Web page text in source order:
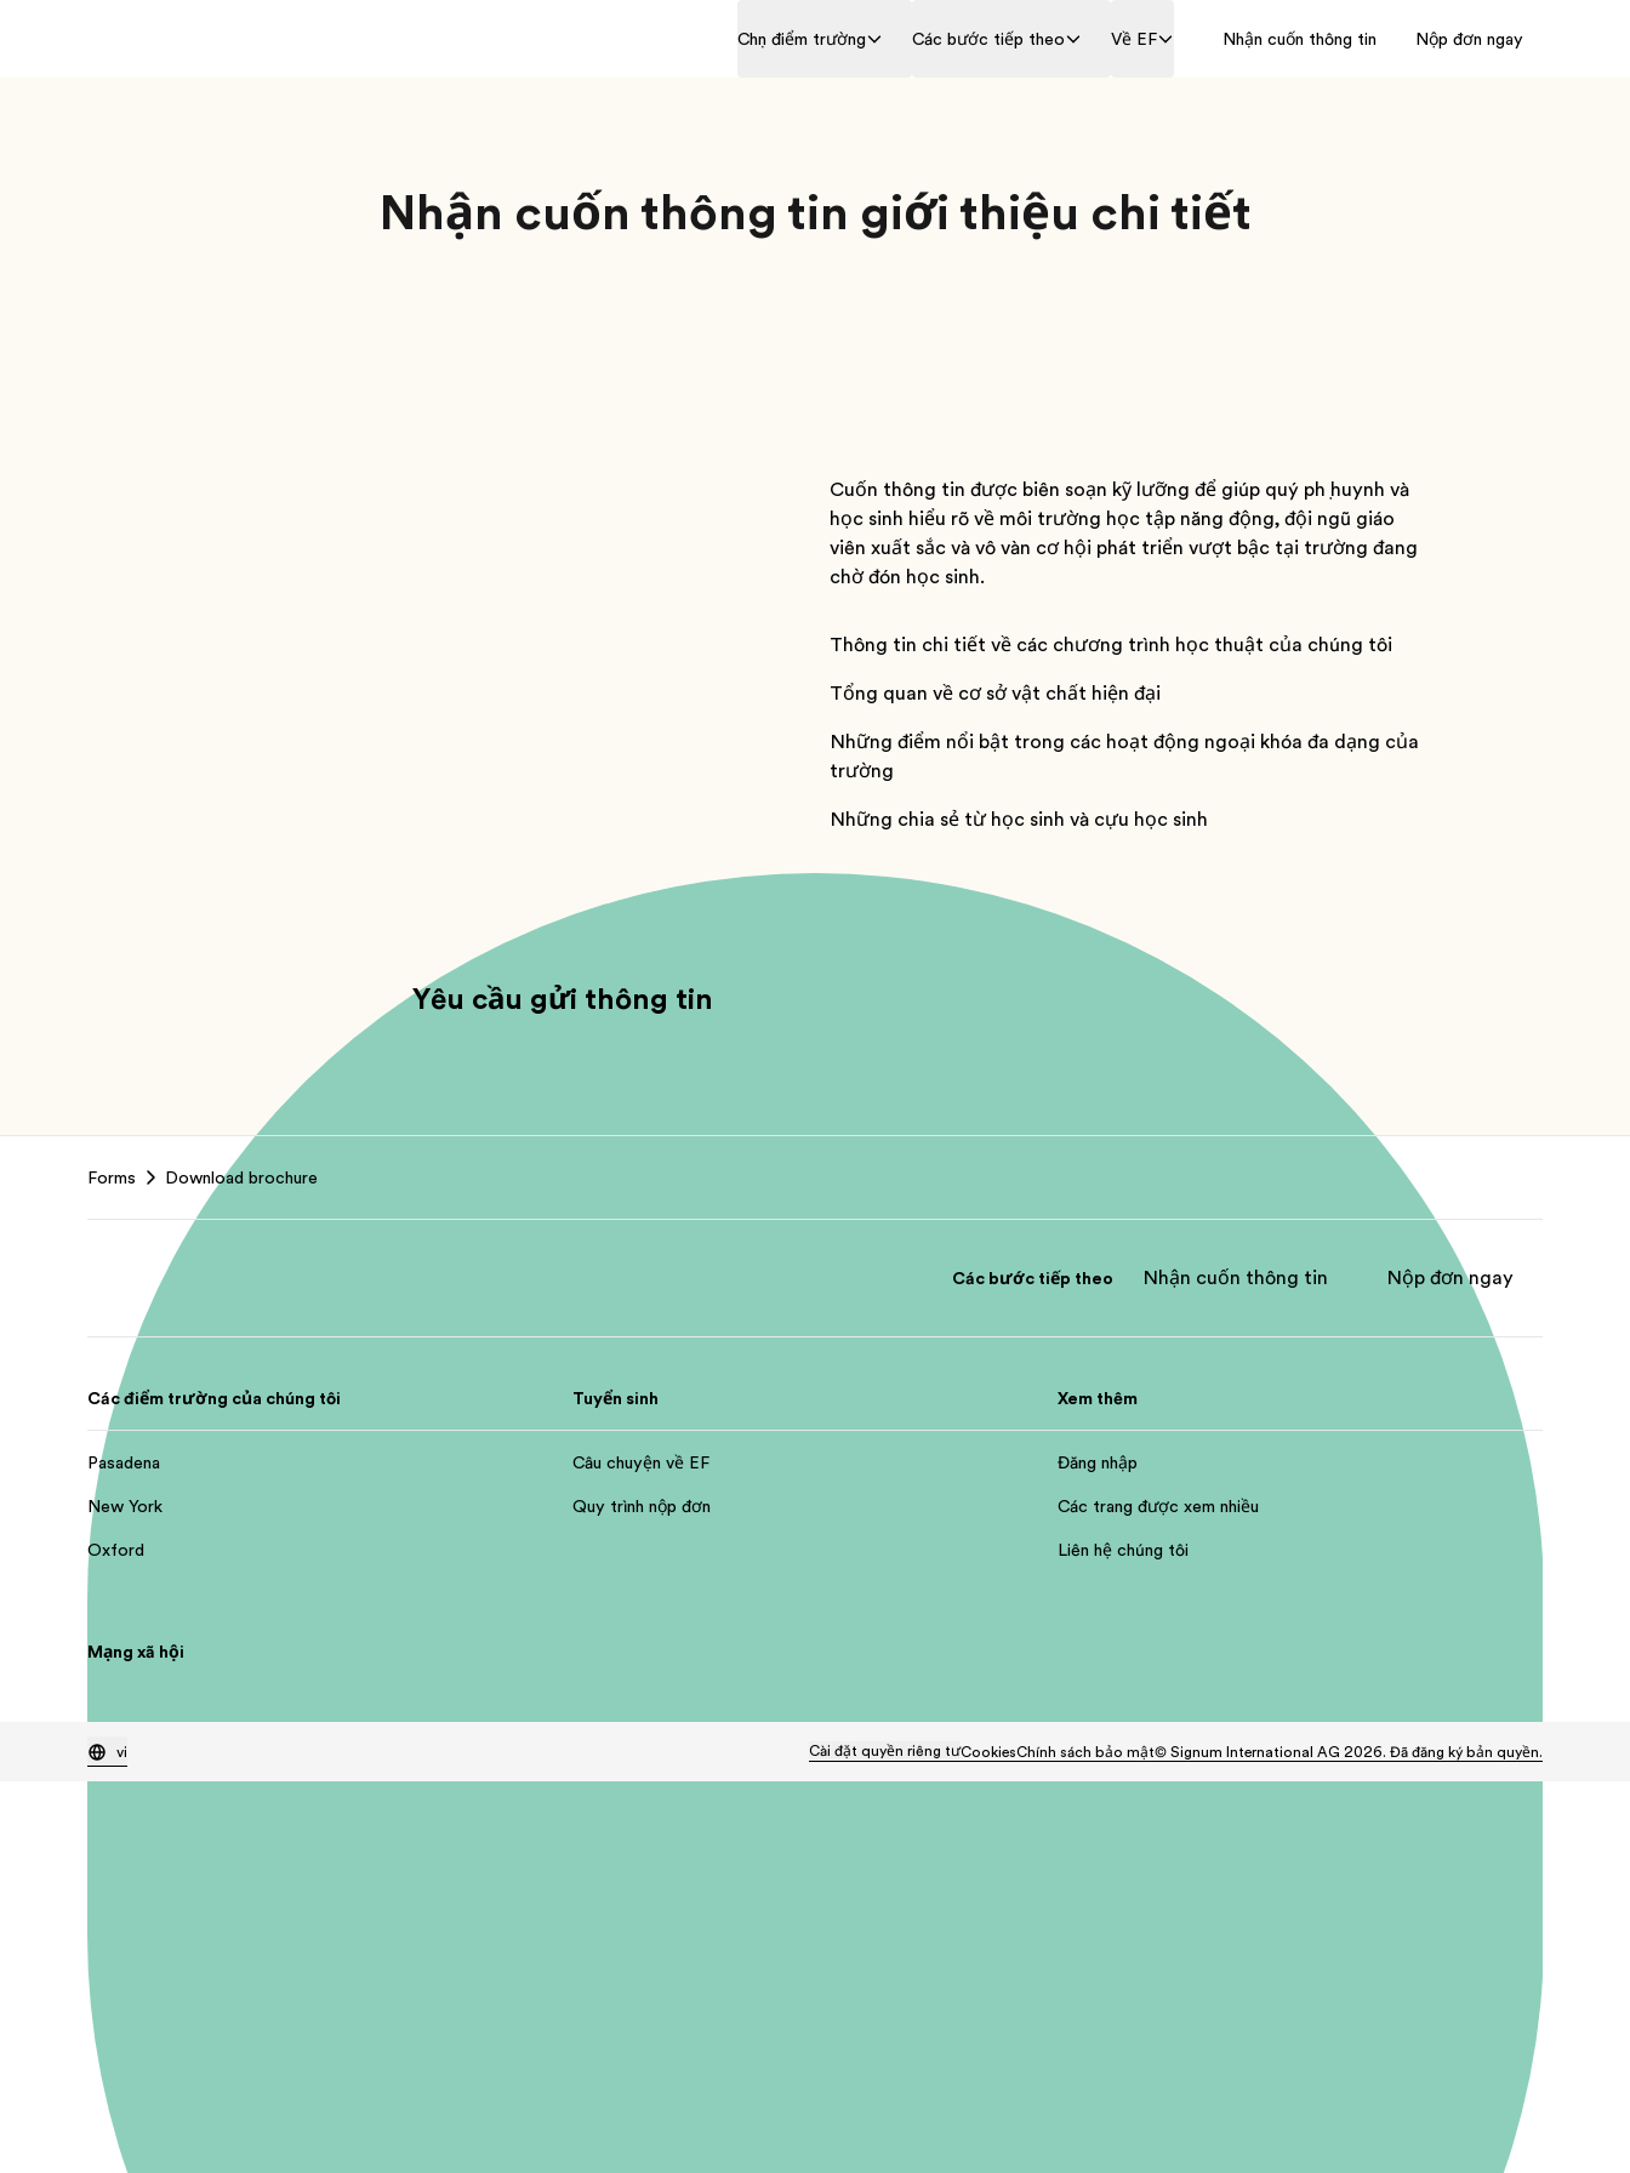
Chọn điểm trường Các bước tiếp theo Về EF Nhận cuốn thông tin Nộp đơn ngay
Nhận cuốn thông tin giới thiệu chi tiết
Cuốn thông tin được biên soạn kỹ lưỡng để giúp quý phụ huynh và
học sinh hiểu rõ về môi trường học tập năng động, đội ngũ giáo
viên xuất sắc và vô vàn cơ hội phát triển vượt bậc tại trường đang
chờ đón học sinh.
Thông tin chi tiết về các chương trình học thuật của chúng tôi
Tổng quan về cơ sở vật chất hiện đại
Những điểm nổi bật trong các hoạt động ngoại khóa đa dạng của
trường
Những chia sẻ từ học sinh và cựu học sinh
Yêu cầu gửi thông tin
Forms Download brochure
Các bước tiếp theo Nhận cuốn thông tin Nộp đơn ngay
Các điểm trường của chúng tôi
Pasadena
New York
Oxford
Tuyển sinh
Câu chuyện về EF
Quy trình nộp đơn
Xem thêm
Đăng nhập
Các trang được xem nhiều
Liên hệ chúng tôi
Mạng xã hội
vi Cài đặt quyền riêng tưCookiesChính sách bảo mật© Signum International AG 2026. Đã đăng ký bản quyền.